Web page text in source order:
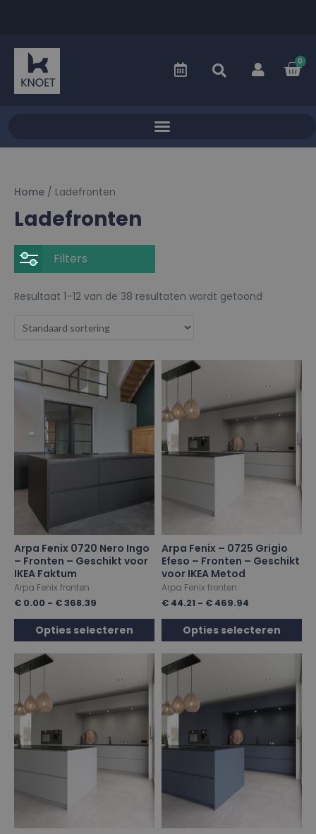
0
Home / Ladefronten
Ladefronten
Filters
Resultaat 1–12 van de 38 resultaten wordt getoond
Arpa Fenix 0720 Nero Ingo
– Fronten – Geschikt voor
IKEA Faktum
Arpa Fenix fronten
€ 0.00 - €368.39
Opties selecteren
Arpa Fenix – 0725 Grigio
Efeso – Fronten – Geschikt
voor IKEA Metod
Arpa Fenix fronten
€ 44.21 - € 469.94
Opties selecteren